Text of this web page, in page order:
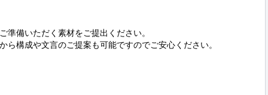
準備いただく素材をご提出ください。
ら構成や文言のご提案も可能ですのでご安心ください。